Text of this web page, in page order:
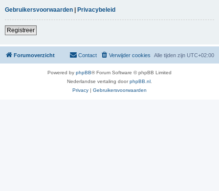
Gebruikersvoorwaarden | Privacybeleid
Registreer
Forumoverzicht Alle tijden zijn UTC+02:00
Verwijder cookies
Contact
Powered by phpBB® Forum Software © phpBB Limited
Nederlandse vertaling doorphpBB.nl
Privacy | Gebruikersvoorwaarden